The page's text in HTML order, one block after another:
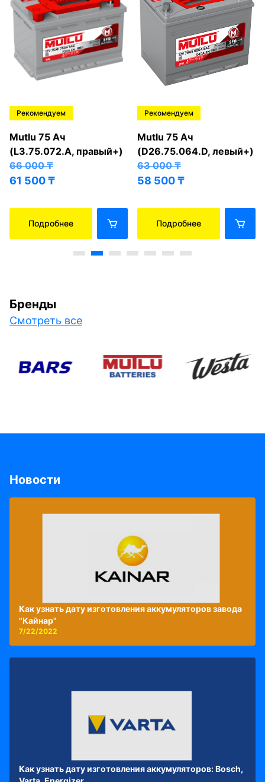
Рекомендуем
Mutlu 75 Ач
(L3.75.072.A, правый+)
66 000₸
61 500₸
Подробнее
Рекомендуем
Mutlu 75 Ач
(D26.75.064.D, левый+)
63 000₸
58 500₸
Подробнее
Бренды
Смотреть все
Новости
Как узнать дату изготовления аккумуляторов завода
"Кайнар"
7/22/2022
Как узнать дату изготовления аккумуляторов: Bosch,